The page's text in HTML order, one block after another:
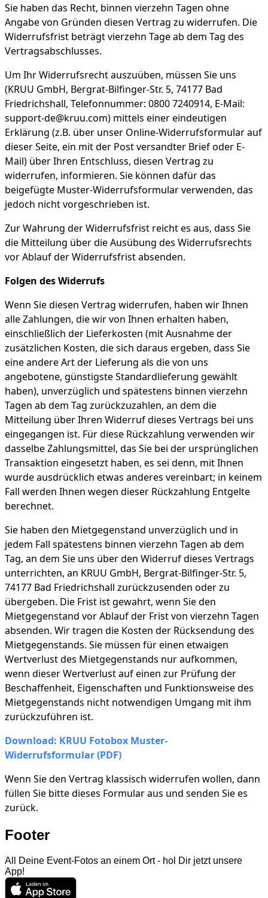
Sie haben das Recht, binnen vierzehn Tagen ohne
Angabe von Gründen diesen Vertrag zu widerrufen. Die
Widerrufsfrist beträgt vierzehn Tage ab dem Tag des
Vertragsabschlusses.
Um Ihr Widerrufsrecht auszuüben, müssen Sie uns
(KRUU GmbH, Bergrat-Bilfinger-Str. 5, 74177 Bad
Friedrichshall, Telefonnummer: 0800 7240914, E-Mail:
support-de@kruu.com) mittels einer eindeutigen
Erklärung (z.B. über unser Online-Widerrufsformular auf
dieser Seite, ein mit der Post versandter Brief oder E-
Mail) über Ihren Entschluss, diesen Vertrag zu
widerrufen, informieren. Sie können dafür das
beigefügte Muster-Widerrufsformular verwenden, das
jedoch nicht vorgeschrieben ist.
Zur Wahrung der Widerrufsfrist reicht es aus, dass Sie
die Mitteilung über die Ausübung des Widerrufsrechts
vor Ablauf der Widerrufsfrist absenden.
Folgen des Widerrufs
Wenn Sie diesen Vertrag widerrufen, haben wir Ihnen
alle Zahlungen, die wir von Ihnen erhalten haben,
einschließlich der Lieferkosten (mit Ausnahme der
zusätzlichen Kosten, die sich daraus ergeben, dass Sie
eine andere Art der Lieferung als die von uns
angebotene, günstigste Standardlieferung gewählt
haben), unverzüglich und spätestens binnen vierzehn
Tagen ab dem Tag zurückzuzahlen, an dem die
Mitteilung über Ihren Widerruf dieses Vertrags bei uns
eingegangen ist. Für diese Rückzahlung verwenden wir
dasselbe Zahlungsmittel, das Sie bei der ursprünglichen
Transaktion eingesetzt haben, es sei denn, mit Ihnen
wurde ausdrücklich etwas anderes vereinbart; in keinem
Fall werden Ihnen wegen dieser Rückzahlung Entgelte
berechnet.
Sie haben den Mietgegenstand unverzüglich und in
jedem Fall spätestens binnen vierzehn Tagen ab dem
Tag, an dem Sie uns über den Widerruf dieses Vertrags
unterrichten, an KRUU GmbH, Bergrat-Bilfinger-Str. 5,
74177 Bad Friedrichshall zurückzusenden oder zu
übergeben. Die Frist ist gewahrt, wenn Sie den
Mietgegenstand vor Ablauf der Frist von vierzehn Tagen
absenden. Wir tragen die Kosten der Rücksendung des
Mietgegenstands. Sie müssen für einen etwaigen
Wertverlust des Mietgegenstands nur aufkommen,
wenn dieser Wertverlust auf einen zur Prüfung der
Beschaffenheit, Eigenschaften und Funktionsweise des
Mietgegenstands nicht notwendigen Umgang mit ihm
zurückzuführen ist.
Download: KRUU Fotobox Muster-
Widerrufsformular (PDF)
Wenn Sie den Vertrag klassisch widerrufen wollen, dann
füllen Sie bitte dieses Formular aus und senden Sie es
zurück.
Footer
All Deine Event-Fotos an einem Ort - hol Dir jetzt unsere
App!